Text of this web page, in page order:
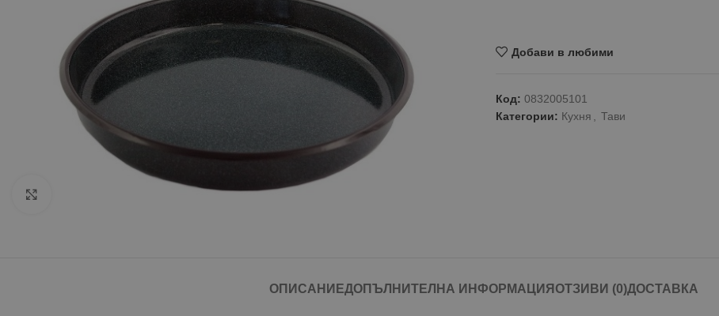
Добави в любими
Код: 0832005101
Категории: Кухня Тави
ОПИСАНИЕДОПЪЛНИТЕЛНА ИНФОРМАЦИЯ ОТЗИВИ (0)ДОСТАВКА